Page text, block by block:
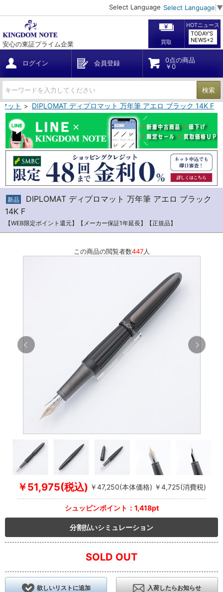
Select Language Select Language ▼
安心の東証プライム企業 買取
HOTニュース
TODAY'S
NEWS+2
ログイン 会員登録
0点の商品
￥0
検索
ット DIPLOMAT ディプロマット 万年筆 アエロ ブラック 14K F
新品
DIPLOMAT ディプロマット 万年筆 アエロ ブラック
14K F
【WEB限定ポイント還元】【メーカー保証1年延長】【正規品】
この商品の閲覧者数447人
￥51,975(税込) ￥47,250(本体価格) ￥4,725(消費税)
シュッピンポイント：1,418pt
分割払いシミュレーション
SOLD OUT
欲しいリストに追加 入荷したらお知らせ